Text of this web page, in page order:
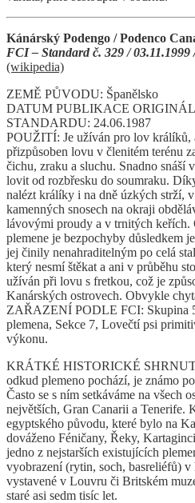
Kánárský Podengo / Podenco
FCI – Standard č. 329 / 03.11.1999
(wikipedia)
ZEMĚ PŮVODU: Španělsko
DATUM PUBLIKACE
STANDARDU: 24.06.1987
POUŽITÍ: Je užíván pro lov králíků,
přizpůsoben lovu v členitém terénu
čichu, zraku a sluchu. Snadno snáší
lovit od rozbřesku do soumraku.
nalézt králíky i na dně úzkých strží,
kamenných snosech na okraji
lávovými proudy a v trnitých keřích.
plemene je bezpochyby důsledkem
jej činily nenahraditelným po celá
který nesmí štěkat a ani v průběhu
užíván při lovu s fretkou, což je
Kanárských ostrovech. Obvykle
ZAŘAZENÍ PODLE FCI: Skupina
plemena, Sekce 7, Lovečtí psi
výkonu.
KRÁTKÉ HISTORICKÉ
odkud plemeno pochází, je známo
Často se s ním setkáváme na všech
největších, Gran Canarii a Tenerife.
egyptského původu, které bylo na
dováženo Féničany, Řeky,
jedno z nejstarších existujících
vyobrazení (rytin, soch, basreliéfů) v
vystavené v Louvru či Britském
staré asi sedm tisíc let.